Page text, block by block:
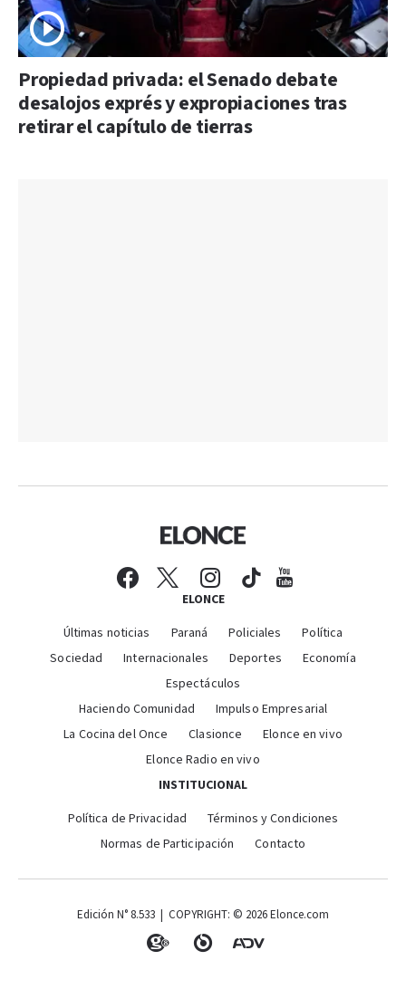
Propiedad privada: el Senado debate
desalojos exprés y expropiaciones tras
retirar el capítulo de tierras
ELONCE
Últimas noticias Paraná Policiales
Política
Sociedad
Internacionales Deportes
Economía
Espectáculos
Haciendo Comunidad
Impulso Empresarial
La Cocina del Once
Clasionce
Elonce en vivo
Elonce Radio en vivo
INSTITUCIONAL
Política de Privacidad
Términos y Condiciones
Normas de Participación
Contacto
Edición N° 8.533 | COPYRIGHT: © 2026 Elonce.com